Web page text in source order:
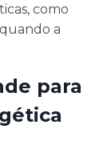
como
a
para